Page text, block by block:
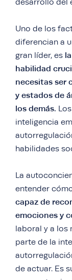
desarrollo del
Uno de los
diferencian a
gran líder, es
habilidad
necesitas ser
y estados de
los demás.
inteligencia
habilidades
La
entender
capaz de
emociones y
laboral y a los
parte de la
de actuar. Es